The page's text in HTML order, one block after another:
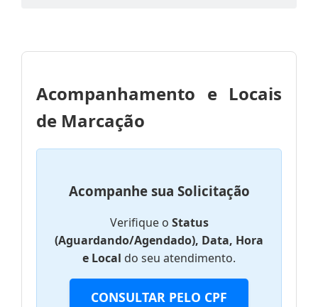
Acompanhamento e Locais
de Marcação
Acompanhe sua Solicitação
Verifique o Status
(Aguardando/Agendado), Data, Hora
e Local do seu atendimento.
CONSULTAR PELO CPF